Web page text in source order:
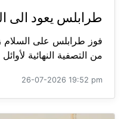
طرابلس يعود الى
من التصفية النهائية
26-07-2026 19:52 pm